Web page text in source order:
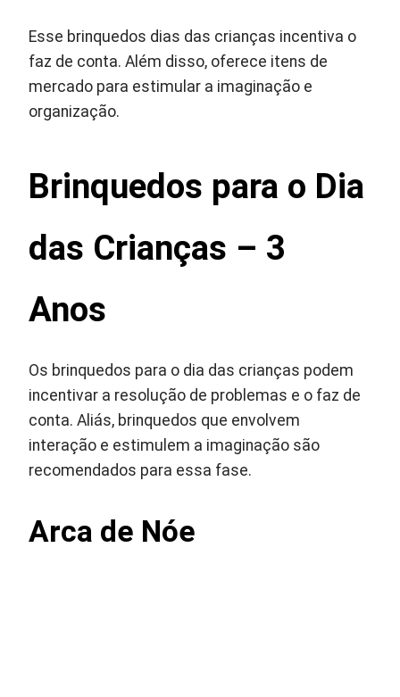
Esse brinquedos dias das crianças incentiva o
faz de conta. Além disso, oferece itens de
mercado para estimular a imaginação e
organização.
Brinquedos para o Dia
das Crianças – 3
Anos
Os brinquedos para o dia das crianças podem
incentivar a resolução de problemas e o faz de
conta. Aliás, brinquedos que envolvem
interação e estimulem a imaginação são
recomendados para essa fase.
Arca de Nóe ‎